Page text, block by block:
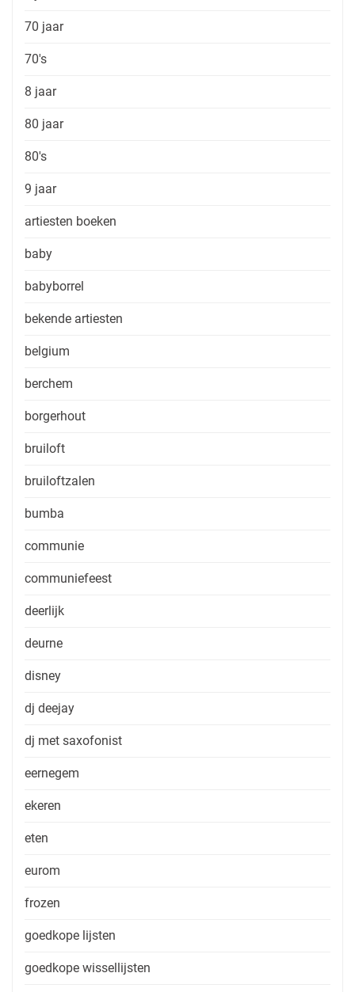
70 jaar
70's
8 jaar
80 jaar
80's
9 jaar
artiesten boeken
baby
babyborrel
bekende artiesten
belgium
berchem
borgerhout
bruiloft
bruiloftzalen
bumba
communie
communiefeest
deerlijk
deurne
disney
dj deejay
dj met saxofonist
eernegem
ekeren
eten
eurom
frozen
goedkope lijsten
goedkope wissellijsten